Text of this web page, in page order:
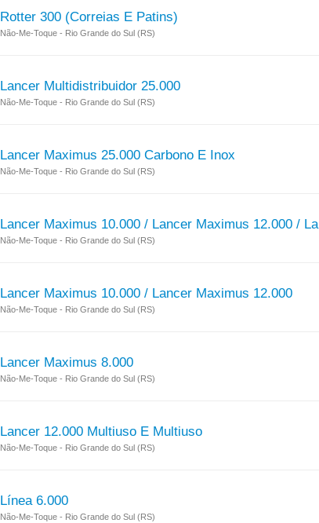
Rotter 300 (correias E Patins)
Não-Me-Toque - Rio Grande do Sul (RS)
Lancer Multidistribuidor 25.000
Não-Me-Toque - Rio Grande do Sul (RS)
Lancer Maximus 25.000 Carbono E Inox
Não-Me-Toque - Rio Grande do Sul (RS)
Lancer Maximus 10.000 / Lancer Maximus 12.000 / La
Não-Me-Toque - Rio Grande do Sul (RS)
Lancer Maximus 10.000 / Lancer Maximus 12.000
Não-Me-Toque - Rio Grande do Sul (RS)
Lancer Maximus 8.000
Não-Me-Toque - Rio Grande do Sul (RS)
Lancer 12.000 Multiuso E Multiuso
Não-Me-Toque - Rio Grande do Sul (RS)
Línea 6.000
Não-Me-Toque - Rio Grande do Sul (RS)